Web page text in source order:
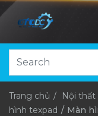
Trang chủ Nội thất
hình texpad
Màn